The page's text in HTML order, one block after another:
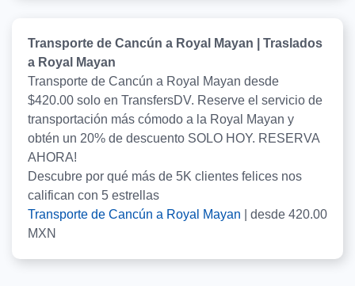
Transporte de Cancún a Royal Mayan | Traslados
a Royal Mayan
Transporte de Cancún a Royal Mayan desde
$420.00 solo en TransfersDV. Reserve el servicio de
transportación más cómodo a la Royal Mayan y
obtén un 20% de descuento SOLO HOY. RESERVA
AHORA!
Descubre por qué más de 5K clientes felices nos
califican con 5 estrellas
Transporte de Cancún a Royal Mayan
desde 420.00
MXN